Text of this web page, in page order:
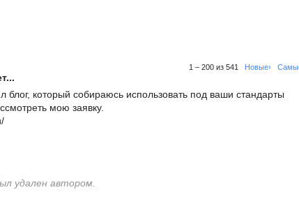
1 – 200 из 541 Новые›
блог, который собираюсь использовать под ваши стандарты
мою заявку.
удален автором.